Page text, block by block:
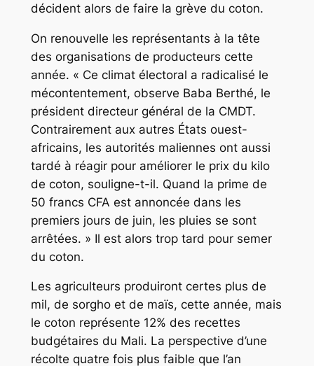
décident alors de faire la grève du coton.
On renouvelle les représentants à la tête
des organisations de producteurs cette
année. « Ce climat électoral a radicalisé le
mécontentement, observe Baba Berthé, le
président directeur général de la CMDT.
Contrairement aux autres États ouest-
africains, les autorités maliennes ont aussi
tardé à réagir pour améliorer le prix du kilo
de coton, souligne-t-il. Quand la prime de
50 francs CFA est annoncée dans les
premiers jours de juin, les pluies se sont
arrêtées. » Il est alors trop tard pour semer
du coton.
Les agriculteurs produiront certes plus de
mil, de sorgho et de maïs, cette année, mais
le coton représente 12% des recettes
budgétaires du Mali. La perspective d’une
récolte quatre fois plus faible que l’an